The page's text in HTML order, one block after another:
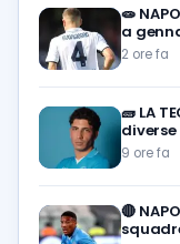
🧫
a
2 ore fa
🧱 LA
9 ore fa
🔴